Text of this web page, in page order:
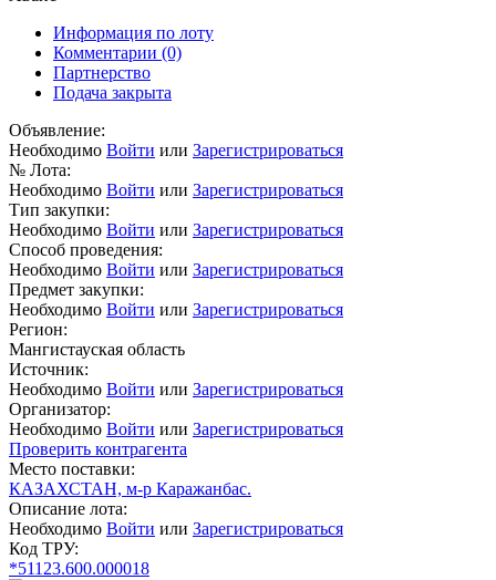
Информация по лоту
Комментарии (0)
Партнерство
Подача закрыта
Объявление:
Необходимо Войти или Зарегистрироваться
№ Лота:
Необходимо Войти или Зарегистрироваться
Тип закупки:
Необходимо Войти или Зарегистрироваться
Способ проведения:
Необходимо Войти или Зарегистрироваться
Предмет закупки:
Необходимо Войти или Зарегистрироваться
Регион:
Мангистауская область
Источник:
Необходимо Войти или Зарегистрироваться
Организатор:
Необходимо Войти или Зарегистрироваться
Проверить контрагента
Место поставки:
КАЗАХСТАН, м-р Каражанбас.
Описание лота:
Необходимо Войти или Зарегистрироваться
Код ТРУ:
*51123.600.000018